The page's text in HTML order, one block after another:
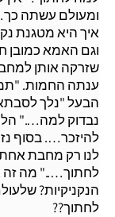
ומעולם עשתה
איך היא מטגנת
וגם האמא כמובן
שזרקה אותן
ענתה החמות.
הבעל"נלך
נבדוק למה…."
להיזכר…. בסוף
לנו רק מחבת אחת
לחתוך….." מה זה
הנקניקיות?
לחתוך??